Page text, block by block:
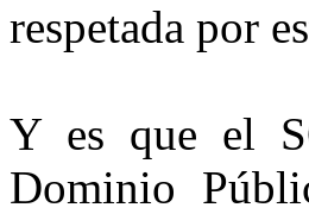
respetada por
Y es que el
Dominio